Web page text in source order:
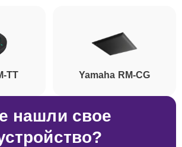
TT Yamaha RM-CG
нашли свое